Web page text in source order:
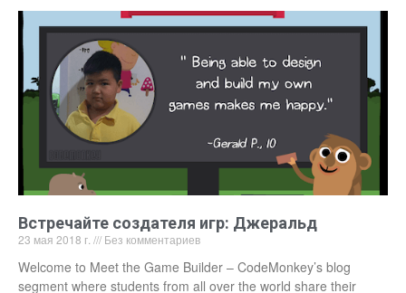
Встречайте создателя игр: Джеральд
23 мая 2018 г. Без комментариев
Welcome to Meet the Game Builder – CodeMonkey’s blog
segment where students from all over the world share their